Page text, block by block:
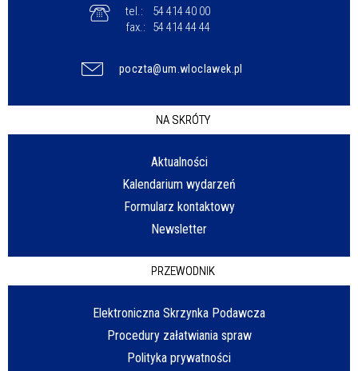
tel.:
54 414 40 00
fax.:
54 414 44 44
poczta@um.wloclawek.pl
NA SKRÓTY
Aktualności
Kalendarium wydarzeń
Formularz kontaktowy
Newsletter
PRZEWODNIK
Elektroniczna Skrzynka Podawcza
Procedury załatwiania spraw
Polityka prywatności